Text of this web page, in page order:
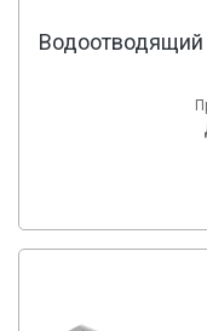
Водоотводящий